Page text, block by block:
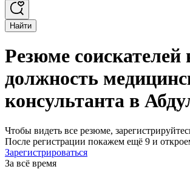
Найти
Резюме соискателей
должность
консультанта в
Чтобы видеть все резюме,
После регистрации покажем ещё 9 и
Зарегистрироваться
За всё время